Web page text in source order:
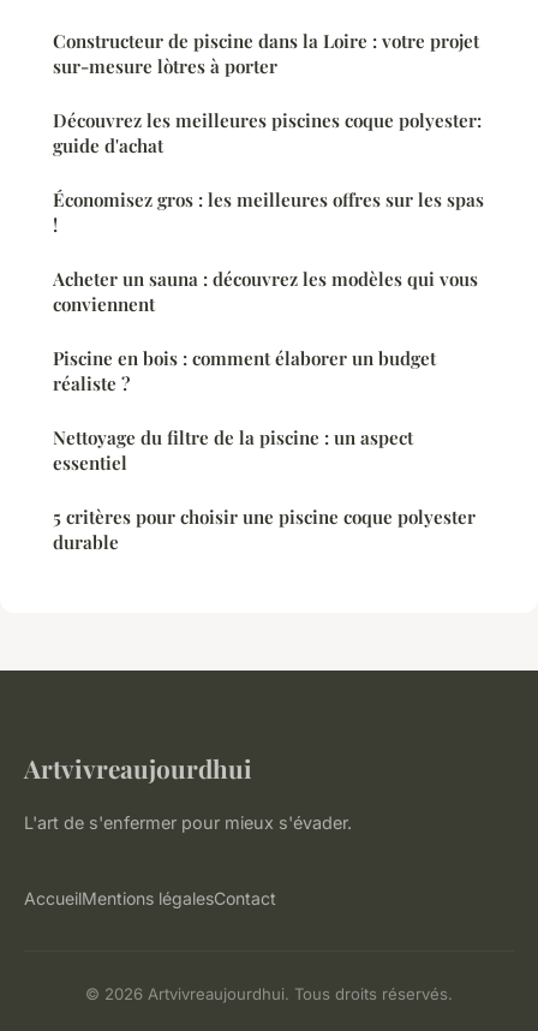
Constructeur de piscine dans la Loire : votre projet
sur-mesure lòtres à porter
Découvrez les meilleures piscines coque polyester:
guide d'achat
Économisez gros : les meilleures offres sur les spas
!
Acheter un sauna : découvrez les modèles qui vous
conviennent
Piscine en bois : comment élaborer un budget
réaliste ?
Nettoyage du filtre de la piscine : un aspect
essentiel
5 critères pour choisir une piscine coque polyester
durable
Artvivreaujourdhui
L'art de s'enfermer pour mieux s'évader.
AccueilMentions légalesContact
© 2026 Artvivreaujourdhui. Tous droits réservés.